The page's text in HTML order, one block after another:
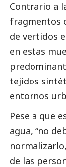
Contrario a
fragmentos
de vertidos
en estas
tejidos
entornos
Pese a que
agua, “no
de las